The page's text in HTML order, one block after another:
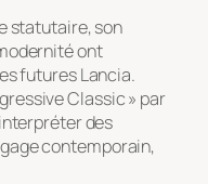
statutaire, son
ont
futures Lancia.
Classic» par
des
contemporain,